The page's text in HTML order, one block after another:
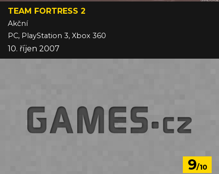
TEAM FORTRESS 2
Akční
PC, PlayStation 3, Xbox 360
10. říjen 2007
9/10